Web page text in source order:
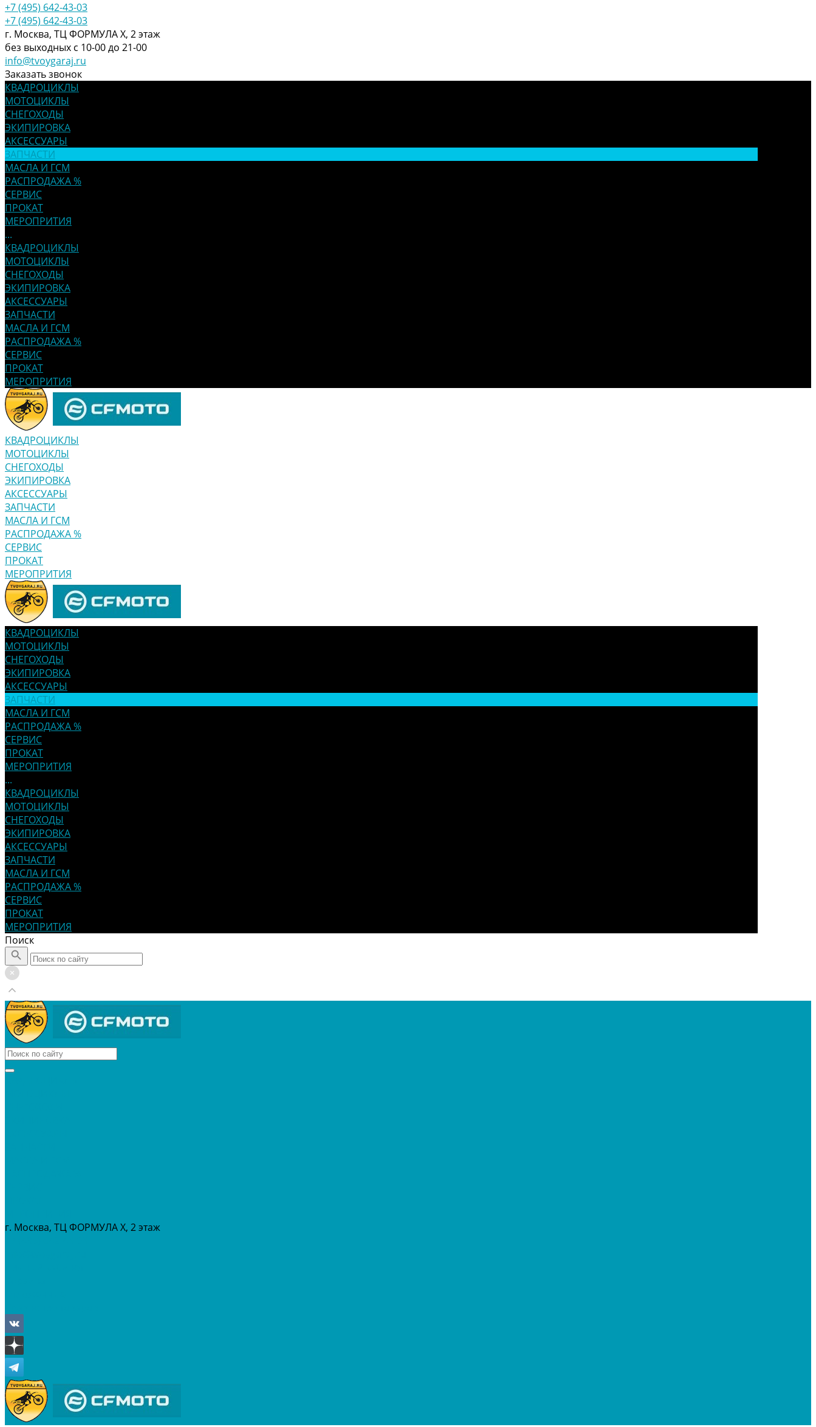
+7 (495) 642-43-03
+7 (495) 642-43-03
г. Москва, ТЦ ФОРМУЛА Х, 2 этаж
без выходных с 10-00 до 21-00
info@tvoygaraj.ru
Заказать звонок
КВАДРОЦИКЛЫ
МОТОЦИКЛЫ
СНЕГОХОДЫ
ЭКИПИРОВКА
АКСЕССУАРЫ
ЗАПЧАСТИ
МАСЛА И ГСМ
РАСПРОДАЖА %
СЕРВИС
ПРОКАТ
МЕРОПРИТИЯ
...
КВАДРОЦИКЛЫ
МОТОЦИКЛЫ
СНЕГОХОДЫ
ЭКИПИРОВКА
АКСЕССУАРЫ
ЗАПЧАСТИ
МАСЛА И ГСМ
РАСПРОДАЖА %
СЕРВИС
ПРОКАТ
МЕРОПРИТИЯ
КВАДРОЦИКЛЫ
МОТОЦИКЛЫ
СНЕГОХОДЫ
ЭКИПИРОВКА
АКСЕССУАРЫ
ЗАПЧАСТИ
МАСЛА И ГСМ
РАСПРОДАЖА %
СЕРВИС
ПРОКАТ
МЕРОПРИТИЯ
КВАДРОЦИКЛЫ
МОТОЦИКЛЫ
СНЕГОХОДЫ
ЭКИПИРОВКА
АКСЕССУАРЫ
ЗАПЧАСТИ
МАСЛА И ГСМ
РАСПРОДАЖА %
СЕРВИС
ПРОКАТ
МЕРОПРИТИЯ
...
КВАДРОЦИКЛЫ
МОТОЦИКЛЫ
СНЕГОХОДЫ
ЭКИПИРОВКА
АКСЕССУАРЫ
ЗАПЧАСТИ
МАСЛА И ГСМ
РАСПРОДАЖА %
СЕРВИС
ПРОКАТ
МЕРОПРИТИЯ
Поиск
г. Москва, ТЦ ФОРМУЛА Х, 2 этаж